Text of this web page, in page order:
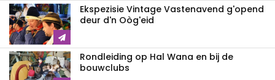
Ekspezisie Vintage Vastenavend g'opend
deur d'n Oòg'eid
Rondleiding op Hal Wana en bij de
bouwclubs